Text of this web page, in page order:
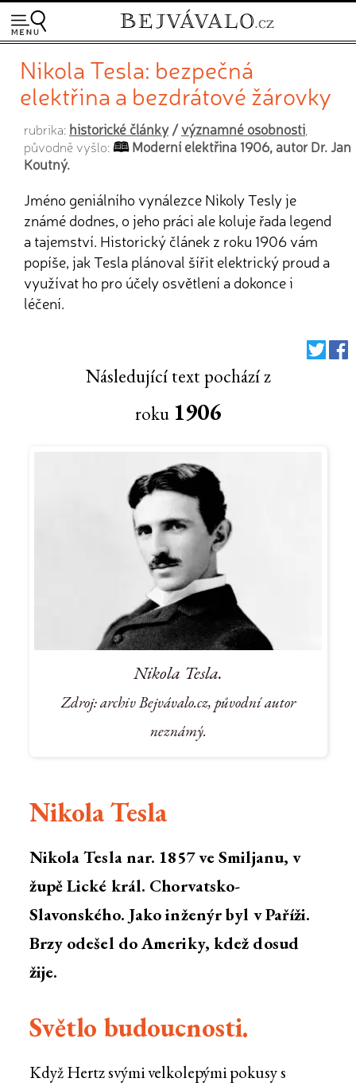
Nikola Tesla: bezpečná
elektřina a bezdrátové žárovky
rubrika: historické články/významné osobnosti
původně vyšlo:
Moderní elektřina 1906, autor Dr. Jan
Koutný.
Jméno geniálního vynálezce Nikoly Tesly je
známé dodnes, o jeho práci ale koluje řada legend
a tajemství. Historický článek z roku 1906 vám
popíše, jak Tesla plánoval šířit elektrický proud a
využívat ho pro účely osvětlení a dokonce i
léčení.
Následující text pochází z
roku 1906
Nikola Tesla.
Zdroj: archiv Bejvávalo.cz, původní autor
neznámý.
Nikola Tesla
Nikola Tesla nar. 1857 ve Smiljanu, v
župě Lické král. Chorvatsko-
Slavonského. Jako inženýr byl v Paříži.
Brzy odešel do Ameriky, kdež dosud
žije.
Světlo budoucnosti.
Když Hertz svými velkolepými pokusy s